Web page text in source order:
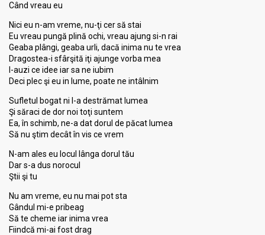
Când vreau eu
Nici eu n-am vreme, nu-ţi cer să stai
Eu vreau pungă plină ochi, vreau ajung si-n rai
Geaba plângi, geaba urli, dacă inima nu te vrea
Dragostea-i sfârşită iţi ajunge vorba mea
I-auzi ce idee iar sa ne iubim
Deci plec şi eu in lume, poate ne intâlnim
Sufletul bogat ni l-a destrămat lumea
Şi săraci de dor noi toţi suntem
Ea, în schimb, ne-a dat dorul de păcat lumea
Să nu ştim decât în vis ce vrem
N-am ales eu locul lânga dorul tău
Dar s-a dus norocul
Ştii şi tu
Nu am vreme, eu nu mai pot sta
Gândul mi-e pribeag
Să te cheme iar inima vrea
Fiindcă mi-ai fost drag